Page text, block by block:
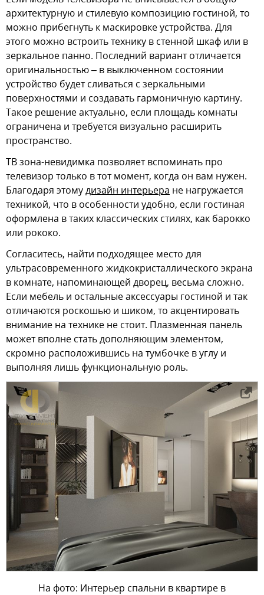
архитектурную и стилевую композицию гостиной, то
можно прибегнуть к маскировке устройства. Для
этого можно встроить технику в стенной шкаф или в
зеркальное панно. Последний вариант отличается
оригинальностью – в выключенном состоянии
устройство будет сливаться с зеркальными
поверхностями и создавать гармоничную картину.
Такое решение актуально, если площадь комнаты
ограничена и требуется визуально расширить
пространство.
ТВ зона-невидимка позволяет вспоминать про
телевизор только в тот момент, когда он вам нужен.
Благодаря этомудизайн интерьера не нагружается
техникой, что в особенности удобно, если гостиная
оформлена в таких классических стилях, как барокко
или рококо.
Согласитесь, найти подходящее место для
ультрасовременного жидкокристаллического экрана
в комнате, напоминающей дворец, весьма сложно.
Если мебель и остальные аксессуары гостиной и так
отличаются роскошью и шиком, то акцентировать
внимание на технике не стоит. Плазменная панель
может вполне стать дополняющим элементом,
скромно расположившись на тумбочке в углу и
выполняя лишь функциональную роль.
На фото: Интерьер спальни в квартире в